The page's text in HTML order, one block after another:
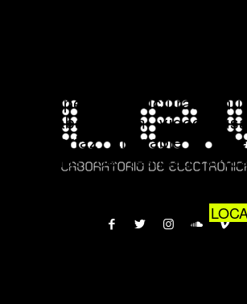
loopear estructuras
grabarlas en vídeo,
interfaz amigable e
gafas de realidad
Quest.
Escuela de